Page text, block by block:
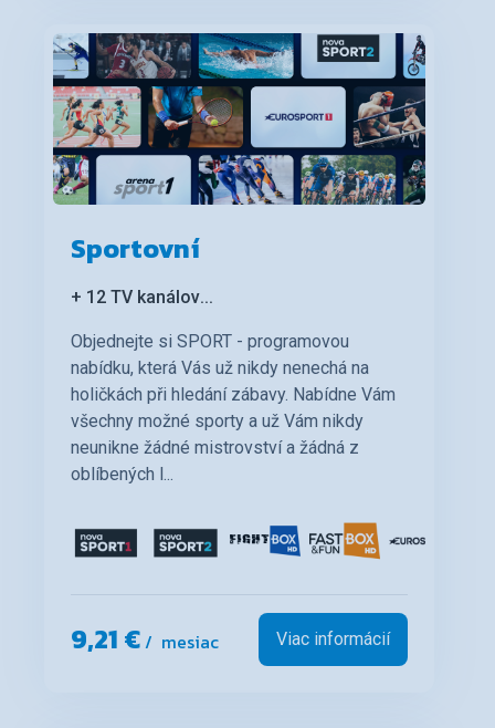
Sportovní
+ 12 TV kanálov...
Objednejte si SPORT - programovou
nabídku, která Vás už nikdy nenechá na
holičkách při hledání zábavy. Nabídne Vám
všechny možné sporty a už Vám nikdy
neunikne žádné mistrovství a žádná z
oblíbených l...
9,21 €/ mesiac Viac informácií